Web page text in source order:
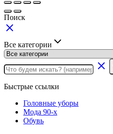
Поиск
Все категории
Быстрые ссылки
Головные уборы
Мода 90-х
Обувь